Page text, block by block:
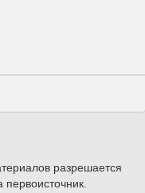
разрешается
первоисточник.